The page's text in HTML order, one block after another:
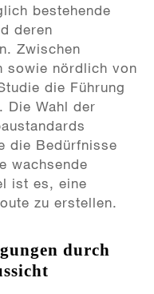
bestehende
deren
Zwischen
sowie nördlich von
die Führung
Die Wahl der
die Bedürfnisse
wachsende
ist es, eine
zu erstellen.
durch